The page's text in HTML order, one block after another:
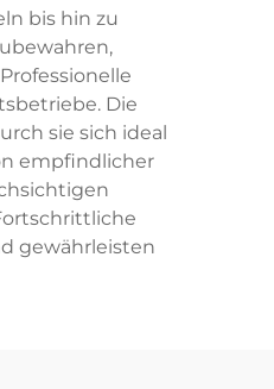
bis hin zu
Die
sie sich ideal
empfindlicher
gewährleisten